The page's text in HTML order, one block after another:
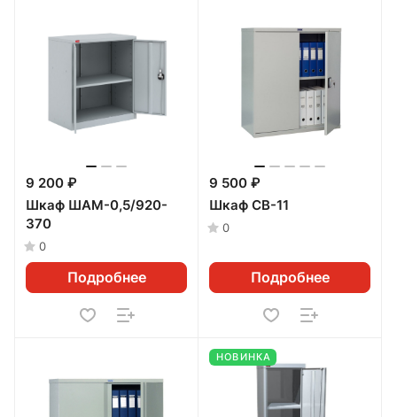
9 200 ₽
Шкаф ШАМ-0,5/920-
370
0
Подробнее
9 500 ₽
Шкаф CB-11
0
Подробнее
НОВИНКА